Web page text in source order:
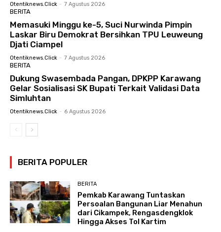
Otentiknews.click - 7 Agustus 2026
BERITA
Memasuki Minggu ke-5, Suci Nurwinda Pimpin
Laskar Biru Demokrat Bersihkan TPU Leuweung
Djati Ciampel
Otentiknews.click - 7 Agustus 2026
BERITA
Dukung Swasembada Pangan, DPKPP Karawang
Gelar Sosialisasi SK Bupati Terkait Validasi Data
Simluhtan
Otentiknews.click - 6 Agustus 2026
BERITA POPULER
BERITA
Pemkab Karawang Tuntaskan
Persoalan Bangunan Liar Menahun
dari Cikampek, Rengasdengklok
Hingga Akses Tol Kartim